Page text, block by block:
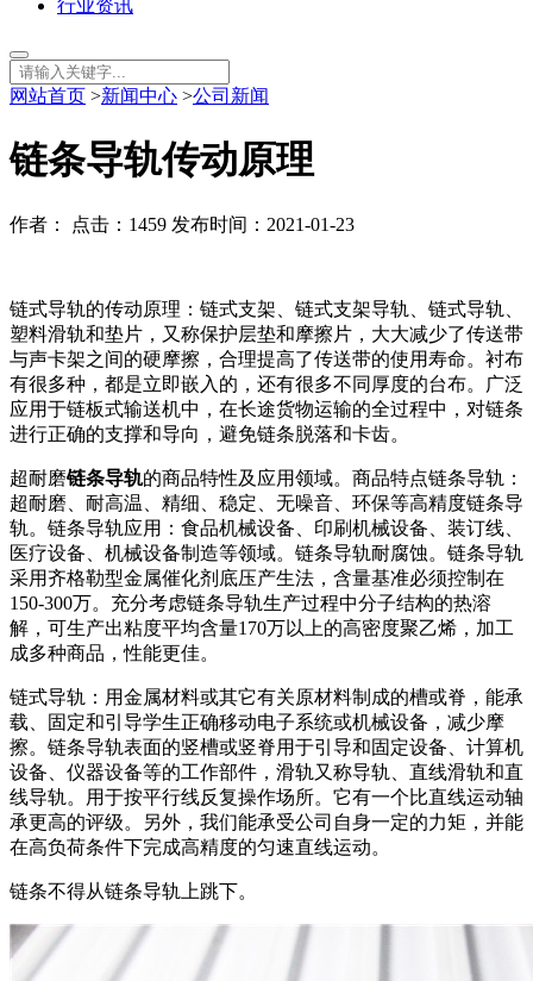
行业资讯
网站首页 >新闻中心 >公司新闻
链条导轨传动原理
作者： 点击：1459 发布时间：2021-01-23
链式导轨的传动原理：链式支架、链式支架导轨、链式导轨、
塑料滑轨和垫片，又称保护层垫和摩擦片，大大减少了传送带
与声卡架之间的硬摩擦，合理提高了传送带的使用寿命。衬布
有很多种，都是立即嵌入的，还有很多不同厚度的台布。广泛
应用于链板式输送机中，在长途货物运输的全过程中，对链条
进行正确的支撑和导向，避免链条脱落和卡齿。
超耐磨链条导轨的商品特性及应用领域。商品特点链条导轨：
超耐磨、耐高温、精细、稳定、无噪音、环保等高精度链条导
轨。链条导轨应用：食品机械设备、印刷机械设备、装订线、
医疗设备、机械设备制造等领域。链条导轨耐腐蚀。链条导轨
采用齐格勒型金属催化剂底压产生法，含量基准必须控制在
150-300万。充分考虑链条导轨生产过程中分子结构的热溶
解，可生产出粘度平均含量170万以上的高密度聚乙烯，加工
成多种商品，性能更佳。
链式导轨：用金属材料或其它有关原材料制成的槽或脊，能承
载、固定和引导学生正确移动电子系统或机械设备，减少摩
擦。链条导轨表面的竖槽或竖脊用于引导和固定设备、计算机
设备、仪器设备等的工作部件，滑轨又称导轨、直线滑轨和直
线导轨。用于按平行线反复操作场所。它有一个比直线运动轴
承更高的评级。另外，我们能承受公司自身一定的力矩，并能
在高负荷条件下完成高精度的匀速直线运动。
链条不得从链条导轨上跳下。